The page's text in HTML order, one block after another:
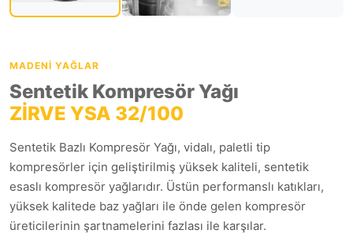
MADENI YAĞLAR
Sentetik Kompresör Yağı
ZİRVE YSA 32/100
Sentetik Bazlı Kompresör Yağı, vidalı, paletli tip
kompresörler için geliştirilmiş yüksek kaliteli, sentetik
esaslı kompresör yağlarıdır. Üstün performanslı katıkları,
yüksek kalitede baz yağları ile önde gelen kompresör
üreticilerinin şartnamelerini fazlası ile karşılar.